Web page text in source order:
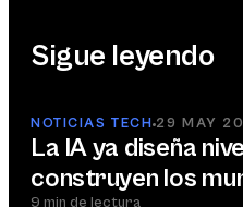
Sigue leyendo
NOTICIAS TECH 29 MAY
La IA ya diseña
construyen los
9 min de lectura